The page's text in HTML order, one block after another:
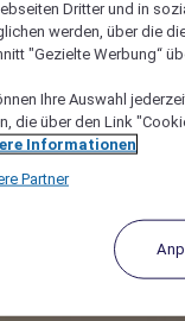
Centre
Dritter und in
werden, über die
"Gezielte Werbung“
Ihre Auswahl
die über den Link
Informationen
Partner